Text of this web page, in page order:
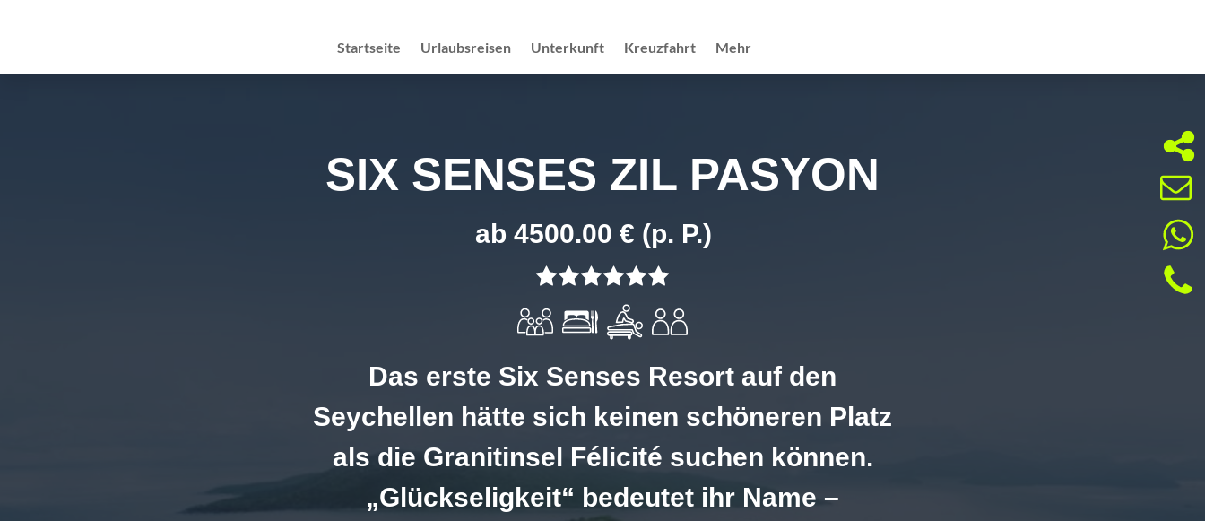
Startseite Urlaubsreisen Unterkunft Kreuzfahrt Mehr
SIX SENSES ZIL PASYON
ab 4500.00 € (p. P.)
Das erste Six Senses Resort auf den
Seychellen hätte sich keinen schöneren Platz
als die Granitinsel Félicité suchen können.
„Glückseligkeit“ bedeutet ihr Name –